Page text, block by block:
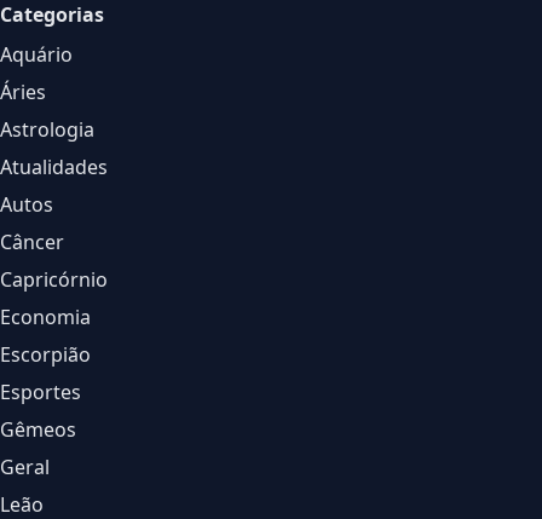
Categorias
Aquário
Áries
Astrologia
Atualidades
Autos
Câncer
Capricórnio
Economia
Escorpião
Esportes
Gêmeos
Geral
Leão